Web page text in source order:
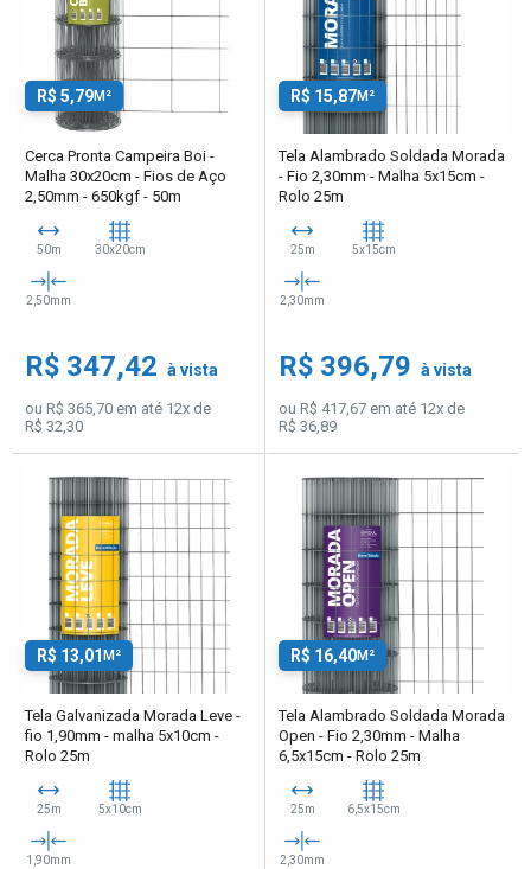
R$ 5,79M²
Cerca Pronta Campeira Boi -
Malha 30x20cm - Fios de Aço
2,50mm - 650kgf - 50m
50m 30x20cm
2,50mm
R$ 347,42 à vista
ou R$ 365,70 em até 12x de
R$ 32,30
R$ 15,87M²
Tela Alambrado Soldada Morada
- Fio 2,30mm - Malha 5x15cm -
Rolo 25m
25m 5x15cm
2,30mm
R$ 396,79 à vista
ou R$ 417,67 em até 12x de
R$ 36,89
R$ 13,01 M²
Tela Galvanizada Morada Leve -
fio 1,90mm - malha 5x10cm -
Rolo 25m
25m 5x10cm
1,90mm
R$ 16,40M²
Tela Alambrado Soldada Morada
Open - Fio 2,30mm - Malha
6,5x15cm - Rolo 25m
25m 6,5x15cm
2,30mm